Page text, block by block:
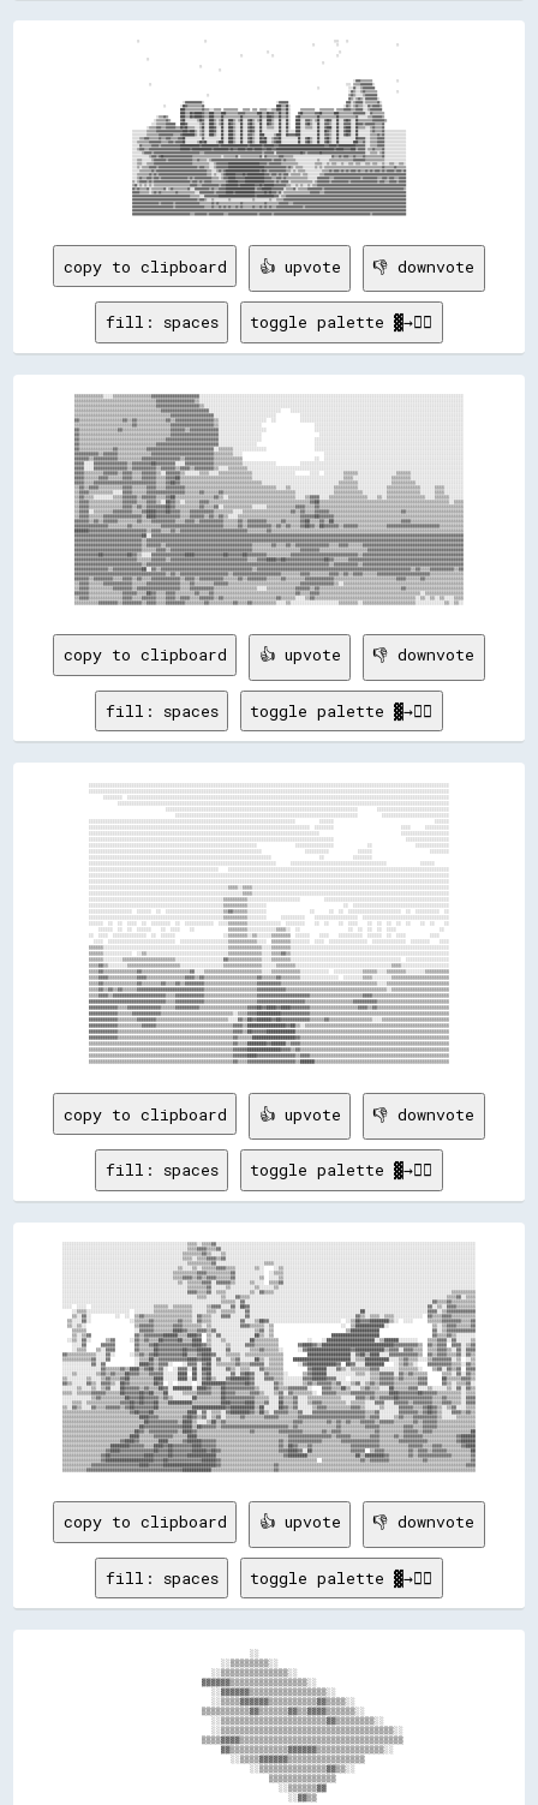
copy to clipboard 👍 upvote 👎 downvote
fill: spaces toggle palette ▓→✊🏽
▒▒▒▒▒▒▒▒▒▒▒▒░░░░▒▒▒▒▒▒▒▒▒▒▒▒▒▒▒▒▓▓▓▓▓▓▓▓▓▓▓▓▓▓▓▓▓▓▓▓░░░░░░░░░░░░░░░░░░░░░░░░░░░░░░░░░░░░░░░░░░░░░░░░░░░░░░░░░░░░░░░░░░░░░░░░░░░░░░░░░░░░░░░░░░░░░░░░░░░░░░░░░░░░░░
▒▒▒▒▒▒▒▒▒▒▒▒▒▒▒▒▒▒▒▒▒▒▒▒▒▒▒▒▒▒▒▒▒▒▓▓▓▓▓▓▓▓▓▓▓▓▓▓▓▓▒▒░░░░░░░░░░░░░░░░░░░░░░░░░░░░░░░░░░░░░░░░░░░░░░░░░░░░░░░░░░░░░░░░░░░░░░░░░░░░░░░░░░░░░░░░░░░░░░░░░░░░░░░░░░░░░░
▒▒▒▒▒▒▒▒▒▒▒▒▒▒▒▒▒▒▒▒▒▒▒▒▒▒▒▒▒▒▒▒▒▒▓▓▓▓▓▓▓▓▓▓▓▓▓▓▓▓▓▓▒▒░░░░░░░░░░░░░░░░░░░░░░░░░░░░░░░░░░░░░░░░░░░░░░░░░░░░░░░░░░░░░░░░░░░░░░░░░░░░░░░░░░░░░░░░░░░░░░░░░░░░░░░░░░░░
▒▒▒▒▒▒▒▒▒▒▒▒▒▒▒▒▒▒▒▒▒▒▒▒▒▒▒▒▒▒▒▒▒▒▒▒▓▓▓▓▓▓▓▓▓▓▓▓▓▓▓▓▓▓▓▓░░░░░░░░░░░░░░░░░░░░░░░░░░░░░░    ░░░░░░░░░░░░░░░░░░░░░░░░░░░░░░░░░░░░░░░░░░░░░░░░░░░░░░░░░░░░░░░░░░░░░░░░
▒▒▒▒▒▒▒▒▒▒▒▒▒▒▒▒▒▒▒▒▒▒▒▒▒▒▒▒▒▒▒▒▒▒▒▒▒▒▒▒▓▓▓▓▓▓▓▓▓▓▓▓▓▓▓▓▓▓░░░░░░░░░░░░░░░░░░░░░░░░░░          ░░░░░░░░░░░░░░░░░░░░░░░░░░░░░░░░░░░░░░░░░░░░░░░░░░░░░░░░░░░░░░░░░░░░
▓▓▒▒▒▒▒▒▒▒▒▒▒▒▒▒▒▒▒▒▓▓▒▒▓▓▒▒▒▒▒▒▒▒▒▒▒▒▓▓▒▒▓▓▓▓▓▓▓▓▓▓▓▓▓▓▓▓▒▒░░░░░░░░░░░░░░░░░░░░  ░░          ░░░░░░░░░░░░░░░░░░░░░░░░░░░░░░░░░░░░░░░░░░░░░░░░░░░░░░░░░░░░░░░░░░░░
▒▒▒▒▒▒▒▒▒▒▒▒▒▒▒▒▒▒▒▒▒▒▒▒▓▓▒▒▒▒▒▒▒▒▒▒▒▒▒▒▓▓▓▓▓▓▓▓▓▓▓▓▓▓▓▓▓▓▒▒░░░░░░░░░░░░░░░░░░                      ░░░░░░░░░░░░░░░░░░░░░░░░░░░░░░░░░░░░░░░░░░░░░░░░░░░░░░░░░░░░░░
▓▓▒▒▒▒▒▒▒▒▒▒▒▒▒▒▒▒▓▓▒▒▒▒▒▒▒▒▒▒▒▒▒▒▒▒▒▒▒▒▓▓▓▓▓▓▒▒▓▓▓▓▓▓▓▓▓▓▓▓░░░░░░░░░░░░░░░░░░░░                    ░░░░░░░░░░░░░░░░░░░░░░░░░░░░░░░░░░░░░░░░░░░░░░░░░░░░░░░░░░░░░░
▓▓▒▒▒▒▒▒▒▒▒▒▒▒▒▒▒▒▒▒▒▒▒▒▒▒▒▒▒▒▒▒▒▒▒▒▒▒▒▒▓▓▓▓▓▓▓▓▓▓▓▓▓▓▓▓▓▓▓▓░░░░░░░░░░░░░░░░░░                        ░░░░░░░░░░░░░░░░░░░░░░░░░░░░░░░░░░░░░░░░░░░░░░░░░░░░░░░░░░░░
▓▓▒▒▒▒▒▒▒▒▒▒▒▒▒▒▒▒▒▒▒▒▒▒▒▒▒▒▒▒▒▒▒▒▒▒▒▒▓▓▓▓▓▓▓▓▓▓▓▓▓▓▓▓▓▓▓▓▓▓░░░░░░░░░░░░░░░░░░                      ░░░░░░░░░░░░░░░░░░░░░░░░░░░░░░░░░░░░░░░░░░░░░░░░░░░░░░░░░░░░░░
▓▓▒▒▒▒▒▒▒▒▒▒▒▒▒▒▒▒▒▒▒▒▒▒▒▒▒▒▒▒▒▒▒▒▓▓▓▓▓▓▓▓▓▓▓▓▓▓▓▓▓▓▓▓▓▓▓▓▓▓░░░░░░░░░░░░░░░░                        ░░░░░░░░░░░░░░░░░░░░░░░░░░░░░░░░░░░░░░░░░░░░░░░░░░░░░░░░░░░░░░
▓▓▒▒▒▒▒▒▒▒▒▒▒▒▒▒▓▓▒▒▒▒▒▒▒▒▒▒▒▒▓▓▓▓▓▓▓▓▓▓▓▓▓▓▓▓▓▓▓▓▓▓▓▓▓▓▓▓░░▒▒▒▒▒▒░░░░░░░░░░░░░░                    ░░░░░░░░░░░░░░░░░░░░░░░░░░░░░░░░░░░░░░░░░░░░░░░░░░░░░░░░░░░░░░
▓▓▓▓▓▓▓▓▓▓▒▒▓▓▓▓▓▓▒▒▒▒▒▒▒▒▒▒▒▒▒▒▓▓▓▓▓▓▓▓▓▓▓▓▓▓▓▓▓▓▓▓▓▓▓▓▓▓▒▒▒▒▒▒▒▒░░░░                                  ░░░░░░░░░░░░░░░░░░░░░░░░░░░░░░░░░░░░░░░░░░░░░░░░░░░░░░░░░░
▓▓▓▓▓▓▒▒▓▓▓▓▓▓▓▓▓▓▒▒▒▒▒▒▒▒▒▒▓▓▓▓▓▓▓▓▓▓▓▓▓▓▓▓▒▒▓▓▓▓▓▓▓▓▓▓▓▓▒▒▒▒▒▒▒▒▒▒▒▒                              ░░  ░░░░░░░░░░░░░░░░░░░░░░░░░░░░░░░░░░░░░░░░░░░░░░░░░░░░░░░░░░
▓▓▓▓░░░░▓▓▓▓▓▓▓▓▓▓▓▓▓▓▒▒▓▓▓▓▓▓▓▓██▓▓▓▓▓▓▓▓░░░░▓▓▓▓▓▓▓▓▓▓▓▓▒▒▒▒▒▒▒▒▒▒▒▒░░░░░░░░░░░░░░          ░░░░░░░░░░░░░░░░░░░░░░░░░░░░░░░░░░░░░░░░░░░░░░░░░░░░░░░░░░░░░░░░░░░░
▓▓▓▓░░░░▓▓▓▓▓▓▓▓▓▓▓▓▓▓▒▒▓▓▓▓▓▓▓▓▓▓▒▒▓▓▓▓▓▓▒▒▓▓▓▓▒▒▓▓▓▓▓▓▓▓▒▒░░░░▒▒▒▒▒▒▒▒░░░░░░░░░░░░░░░░░░░░░░░░░░░░░░░░░░░░░░░░░░░░░░░░░░░░░░░░░░░░░░░░░░░░░░░░░░░░░░░░░░░░░░░░░░
▓▓▓▓▒▒▒▒▒▒▒▒▓▓▓▓▓▓▒▒▓▓▓▓▒▒▒▒▓▓▓▓▓▓▒▒░░▓▓▓▓▓▓▒▒░░░░░░▒▒▒▒░░░░▒▒▒▒▒▒▒▒▒▒▒▒▒▒░░░░░░░░░░░░░░░░░░      ░░░░  ░░░░░░░░▒▒▒▒▒▒░░░░░░░░░░░░░░░░▒▒▒▒▒▒░░░░░░░░░░░░░░░░░░░░░░
▓▓▓▓▒▒▒▒▒▒▓▓▓▓▒▒▒▒▒▒▓▓▓▓▒▒▒▒▓▓▓▓▓▓▒▒▒▒▓▓▓▓██▒▒▒▒▒▒▒▒▒▒▒▒▒▒▒▒▒▒▒▒▒▒▒▒▒▒▒▒▒▒░░░░░░░░░░░░░░░░░░░░░░░░░░░░░░░░░░░░░░▒▒▒▒░░░░░░░░░░░░░░░░▒▒▒▒▒▒▒▒░░░░░░░░░░░░░░░░░░░░░░
▓▓▓▓▒▒▒▒▓▓▓▓▓▓▓▓▓▓▓▓▓▓▓▓▓▓▓▓▓▓▓▓▓▓▒▒▒▒▓▓██▓▓▒▒▒▒▒▒▒▒▒▒▒▒▒▒▒▒▒▒▒▒▒▒▒▒▒▒▒▒▒▒▒▒▒▒░░░░░░░░░░░░░░░░░░░░░░░░░░░░░░░░▒▒▒▒▒▒▒▒░░░░░░░░░░░░░░▒▒▒▒▒▒▒▒▒▒░░░░░░░░░░░░░░░░░░░░
▒▒▓▓▒▒▓▓▓▓▒▒▒▒▒▒▒▒▒▒▓▓▓▓▒▒▒▒▒▒▓▓▓▓▒▒▒▒▓▓▓▓▓▓▓▓▒▒▒▒▒▒▒▒▒▒▒▒▒▒▒▒▒▒▒▒▒▒▒▒▒▒▒▒▒▒▒▒▒▒▒▒▒▒░░░░▒▒░░░░░░░░░░░░░░░░░░▒▒▒▒▒▒▒▒▒▒░░░░░░░░░░░░▒▒▒▒▒▒▒▒▒▒▒▒▒▒░░░░░░▒▒▒▒░░░░░░░░
▒▒▓▓▓▓▒▒▒▒▒▒▒▒▒▒░░░░▓▓▓▓▒▒▒▒▒▒▓▓▓▓▓▓▓▓▓▓▓▓▓▓▓▓▒▒▒▒▒▒▓▓▒▒▒▒▒▒▓▓▒▒▒▒▒▒▒▒▒▒▒▒▒▒▒▒▒▒▒▒▒▒▒▒▒▒▒▒▒▒░░░░░░░░░░░░░░░░▒▒▒▒▒▒▒▒▒▒▒▒░░░░░░░░░░▒▒▒▒▒▒▒▒▒▒▒▒▒▒░░░░░░▒▒▒▒░░░░░░░░
▒▒▓▓▒▒▒▒░░░░░░░░▒▒▒▒▓▓▓▓▓▓▒▒▓▓▓▓▓▓▒▒▒▒▓▓██▒▒▒▒▒▒▒▒▒▒▒▒▒▒▒▒▓▓▒▒░░▒▒▒▒▒▒▒▒▒▒▒▒▒▒▒▒▒▒▒▒▒▒▒▒▒▒▒▒░░░░▒▒▓▓▓▓░░░░▒▒▒▒▒▒▒▒▒▒▒▒▒▒▒▒░░░░▒▒░░▒▒▒▒▒▒▒▒▒▒▒▒▒▒▒▒░░░░▒▒▒▒▒▒░░░░░░
▒▒▓▓▓▓▒▒▒▒▒▒▒▒▒▒▒▒▒▒▓▓▓▓▓▓▒▒▒▒▓▓▓▓▒▒░░██▓▓▒▒░░▒▒▒▒▒▒▓▓▓▓▒▒▒▒▒▒▒▒▒▒▒▒▒▒▒▒▒▒▒▒▒▒▒▒▒▒▒▒▒▒▒▒▒▒▒▒▒▒▒▒▒▒▓▓██▒▒▒▒▒▒▒▒▒▒▒▒▒▒▒▒▒▒▒▒▒▒▒▒▒▒▒▒▒▒▒▒▒▒▒▒▒▒▒▒▒▒▒▒▒▒▒▒▒▒▒▒▒▒░░▒▒▒▒
▒▒▓▓▓▓▒▒▒▒▒▒▒▒▒▒▒▒▒▒▓▓▓▓▒▒▓▓▒▒▓▓▓▓▓▓▓▓██▓▓▒▒▒▒▒▒▒▒▒▒▓▓▒▒▒▒▓▓░░▒▒▒▒▒▒▒▒▒▒▒▒░░░░░░▒▒▒▒▒▒▒▒▒▒▒▒▓▓▓▓▒▒▒▒▓▓▒▒▒▒▒▒▒▒▒▒▒▒▒▒▒▒▒▒▒▒▒▒▒▒▒▒▒▒▒▒▒▒▒▒▒▒▒▒▒▒▒▒▒▒▒▒▒▒▒▒▒▒▒▒▒▒▒▒▒▒
▒▒▓▓▓▓░░▒▒▒▒▒▒▒▒▓▓▓▓▓▓▓▓▒▒▒▒▓▓████▓▓▓▓██▓▓▓▓▒▒▒▒▓▓▓▓▓▓▓▓▓▓▒▒▒▒▒▒▒▒░░░░▒▒▒▒▒▒▒▒▒▒▒▒▒▒▒▒▒▒▒▒▓▓▒▒▓▓▒▒▒▒▓▓▓▓▓▓▒▒▒▒▒▒▒▒▒▒▒▒▒▒▒▒▒▒▒▒▒▒▒▒▒▒▒▒▒▒▓▓▒▒▒▒▒▒▒▒▒▒▒▒▒▒▒▒▒▒▒▒▒▒▒▒
▒▒▓▓▓▓▒▒▒▒▒▒▓▓▓▓▓▓▓▓▓▓▓▓▓▓▓▓▒▒████▓▓▓▓▓▓▓▓▓▓▒▒▒▒▓▓▓▓▓▓▒▒▓▓▒▒▓▓▒▒░░░░▒▒▒▒▒▒▒▒▒▒▒▒▒▒▒▒▒▒▒▒▒▒▒▒▒▒▓▓▓▓▓▓██▓▓▓▓▓▓▒▒▒▒▒▒▒▒▒▒▒▒▒▒▒▒▒▒▒▒▒▒▒▒▒▒▒▒▒▒▒▒▒▒▒▒▒▒▒▒▒▒▒▒▒▒▒▒▒▒▒▒▒▒
▓▓▓▓▓▓▒▒▓▓▒▒▓▓▓▓▓▓▒▒▒▒▒▒▒▒▓▓▒▒▒▒▓▓▓▓▓▓▓▓▓▓▒▒▒▒▓▓▓▓▒▒▓▓▓▓▓▓▓▓▓▓▒▒▒▒▒▒▓▓▒▒▓▓▓▓▓▓▓▓▒▒▒▒▒▒▓▓▒▒▒▒▒▒▓▓██▒▒▒▒▓▓▒▒██▒▒▒▒▒▒▒▒▒▒▒▒▒▒▒▒▒▒▒▒▒▒▒▒▒▒▒▒▓▓▓▓▒▒▒▒▒▒▒▒▒▒▒▒▒▒▒▒▒▒▒▒▒▒
▓▓▓▓▓▓▓▓▓▓▓▓▓▓▒▒▒▒▒▒▒▒▓▓▒▒▒▒▒▒▒▒▒▒▒▒▓▓▓▓▓▓▓▓▓▓▓▓▓▓▓▓▓▓▓▓▓▓▓▓▓▓▒▒▒▒▒▒▓▓▒▒▓▓▓▓▓▓▓▓▓▓▒▒▓▓▒▒▓▓▒▒▒▒▓▓██▓▓▒▒██▓▓▓▓▓▓▒▒▓▓▓▓▓▓▒▒▒▒▒▒▒▒▒▒▒▒▓▓▓▓▓▓▓▓▓▓▓▓▓▓▓▓▓▓▓▓▓▓▒▒▒▒▒▒▒▒▒▒
██████▓▓▓▓▓▓▓▓▓▓▓▓▓▓▓▓▓▓▓▓▓▓▓▓▒▒▓▓▓▓▒▒▒▒▓▓▒▒▓▓▓▓▓▓▓▓▓▓▓▓▓▓▓▓▓▓▓▓▓▓▓▓▓▓▓▓▒▒▒▒▒▒▒▒▓▓▒▒▒▒▒▒▒▒▒▒▒▒▒▒▒▒▒▒▒▒▒▒▒▒▒▒▒▒▒▒▒▒▒▒▒▒▒▒▒▒▒▒▒▒▒▒▒▒▒▒▒▒▒▒▒▒▒▒▒▒▒▒▒▒▒▒▒▒▒▒▒▒▒▒▒▒▒▒▒▒
▓▓▓▓▓▓▓▓▓▓▓▓▓▓▓▓▓▓▓▓▓▓▓▓▓▓▓▓██░░▓▓▓▓▓▓▓▓▓▓▓▓▓▓▓▓▓▓▓▓▓▓▓▓▓▓▓▓▓▓▓▓▓▓▓▓▓▓▓▓▓▓▓▓▓▓▓▓▓▓▓▓▓▓▓▓▓▓▓▓▓▓▓▓▓▓▓▓▓▓▓▓▓▓▓▓▓▓▓▓▓▓▓▓▓▓▓▓▓▓▓▓▓▓▓▓▓▓▓▓▓▓▓▓▓▓▓▓▓▓▓▓▓▓▓▓▓▓▓▓▓▓▓▓▓▓▓▓▓▓
▓▓▓▓▓▓▓▓▓▓▓▓▓▓▓▓▓▓▓▓▓▓▓▓▓▓▓▓▒▒▓▓▓▓▓▓▓▓▓▓▓▓▓▓▓▓▓▓▓▓▓▓▓▓▓▓▓▓▓▓▓▓▓▓▓▓▓▓▓▓▓▓▓▓▓▓▓▓▓▓▓▓▓▓▓▓▓▓▓▓▓▓▓▓▓▓▓▓▓▓▓▓▓▓▓▓▓▓▓▓▓▓▓▓▓▓▓▓▓▓▓▓▓▓▓▓▓▓▓▓▓▓▓▓▓▓▓▓▓▓▓▓▓▓▓▓▓▓▓▓▓▓▓▓▓▓▓▓▓▓▓▓
▓▓▓▓▓▓▓▓▓▓▓▓▓▓▓▓▓▓▓▓▓▓▓▓▓▓▓▓▒▒▓▓▓▓▓▓▒▒▓▓▓▓▓▓▓▓▓▓▓▓▓▓▓▓▓▓▓▓▓▓▓▓▓▓▓▓▓▓▓▓▓▓▓▓▒▒▒▒▒▒▒▒▓▓▒▒▒▒▓▓▒▒▓▓▓▓▓▓▓▓▓▓▓▓▓▓▒▒▒▒▓▓▓▓▒▒▒▒▒▒▓▓▓▓▓▓▓▓▓▓▓▓▓▓▓▓▓▓▓▓▓▓▓▓▓▓▓▓▓▓▓▓▓▓▓▓▓▓▓▓▓▓
▓▓▓▓▓▓▓▓▓▓▓▓▓▓▓▓▓▓▓▓▓▓▓▓▓▓▓▓▒▒▒▒▒▒▓▓▓▓▒▒▓▓▓▓▓▓▓▓▓▓▓▓▓▓▓▓▓▓▓▓▓▓▓▓▓▓▓▓▓▓▓▓▓▓▒▒▒▒▒▒▒▒▒▒▒▒▒▒▒▒▒▒▒▒▓▓▓▓▓▓▓▓▒▒▒▒▒▒▒▒▒▒▒▒▒▒▒▒▒▒▒▒▓▓▓▓▓▓▓▓▓▓▓▓▓▓▓▓▓▓▓▓▓▓▓▓▓▓▓▓▓▓▓▓▓▓▓▓▓▓▓▓
▓▓▓▓▓▓▓▓▓▓██▓▓▓▓▓▓▓▓▓▓██▓▓▒▒░░░░▓▓▓▓▓▓▓▓▓▓▓▓▓▓████▓▓▓▓▓▓▓▓▓▓▓▓██▓▓▓▓▓▓██▓▓▓▓▓▓▓▓▒▒▒▒▒▒▒▒▒▒▓▓▓▓▓▓▓▓▓▓▓▓▓▓▓▓▓▓▓▓▓▓▓▓▓▓▓▓▒▒▓▓▓▓▓▓▓▓▓▓▓▓▓▓▓▓▓▓▓▓▓▓▓▓▓▓▓▓▓▓▓▓▓▓▓▓▓▓▓▓▓▓
▓▓▓▓▓▓▓▓▓▓▓▓▓▓▓▓▓▓▓▓▓▓▓▓▓▓▒▒▒▒▒▒▓▓▓▓▓▓▒▒▓▓▓▓▓▓▓▓▓▓▓▓▓▓▓▓▓▓▓▓▓▓▓▓▓▓▓▓▓▓▓▓▒▒▒▒▓▓▓▓████▓▓██▓▓▓▓▓▓▓▓▓▓▓▓▓▓▓▓██▓▓▒▒▒▒▒▒▓▓▓▓▓▓▓▓▓▓▓▓▓▓▓▓▓▓▓▓▓▓▓▓▓▓▓▓▓▓▓▓▓▓▓▓▓▓▓▓▓▓▓▓▓▓▓▓
▓▓▓▓▓▓▓▓▓▓▓▓▓▓▓▓▓▓▓▓▓▓▓▓▓▓▓▓▒▒▓▓▓▓▓▓▓▓▓▓▓▓▓▓▓▓▓▓▓▓▓▓▓▓▓▓▓▓▓▓▓▓▓▓▓▓▓▓▓▓▓▓▓▓▓▓▓▓▓▓▓▓▓▓▓▓▓▓▓▓▓▓▓▓▓▓▓▓▓▓▓▓▓▓▓▓▒▒▓▓▓▓▓▓▓▓▓▓▒▒▓▓▓▓▓▓▓▓▓▓▓▓▓▓▓▓▓▓▓▓▓▓▓▓▓▓▓▓▓▓▓▓▓▓▓▓▓▓▓▓▓▓
▓▓▓▓▓▓▓▓▓▓▓▓▓▓▒▒▓▓▓▓▓▓▓▓▓▓▓▓██░░▓▓▒▒▓▓▓▓▓▓▓▓▓▓▓▓▓▓▓▓▓▓▓▓▓▓▓▓▓▓▓▓▓▓▓▓▓▓▓▓▓▓▒▒▓▓▓▓▓▓▓▓▓▓▓▓▓▓▓▓▓▓▓▓▓▓▓▓▓▓▓▓▓▓▓▓▓▓▓▓▓▓▓▓▓▓▓▓▓▓▓▓▓▓▓▓▓▓▓▓▓▓▓▓▓▓▓▓▒▒▓▓▒▒▒▒▓▓▓▓▓▓▓▓▓▓▒▒▓▓
▓▓▓▓▓▓▓▓▓▓▓▓▓▓▓▓▓▓▓▓▓▓▓▓▓▓▓▓▓▓▓▓▓▓▓▓▓▓▒▒▓▓▒▒▓▓▓▓▓▓▓▓▓▓▓▓▓▓▓▓▓▓▓▓▒▒▓▓▓▓▓▓▓▓▓▓▓▓▓▓▓▓▓▓▓▓▒▒▒▒▒▒▒▒▓▓▓▓▒▒▒▒▒▒▒▒▓▓▓▓▒▒▓▓▒▒▓▓▓▓▒▒▒▒▒▒▓▓▓▓▓▓▓▓▓▓▓▓▓▓▓▓▓▓▓▓▓▓▒▒▒▒▒▒▒▒▒▒▒▒▒▒
▓▓▓▓▓▓▒▒▓▓▓▓▓▓▓▓▒▒▒▒▓▓▓▓▒▒▓▓▒▒▒▒▓▓▓▓▓▓▓▓▓▓▓▓▒▒▓▓▓▓▒▒▓▓▓▓▓▓▓▓▓▓▒▒▒▒▒▒▓▓▒▒▓▓▓▓▓▓▓▓▒▒▒▒▒▒▓▓▒▒▒▒▒▒▒▒▓▓▓▓▓▓▓▓▓▓▓▓▒▒▒▒▒▒▒▒▒▒▒▒▒▒▒▒▒▒▒▒▒▒▒▒▒▒▓▓▓▓▒▒▒▒▒▒▓▓▒▒▒▒▒▒▒▒▒▒▒▒▒▒▒▒
▒▒▓▓▓▓▒▒▒▒▒▒▓▓▓▓▓▓▓▓▓▓▓▓▒▒▒▒▒▒▓▓▓▓▓▓▓▓▓▓▓▓▓▓▒▒▒▒▓▓▒▒▒▒▒▒▒▒▓▓▓▓▓▓▒▒▒▒▒▒▒▒▒▒▒▒▒▒▒▒▒▒▒▒▒▒▒▒▒▒▒▒▒▒▓▓▓▓▓▓▓▓▓▓▓▓▓▓▒▒░░▒▒▒▒▒▒▒▒▒▒▒▒▒▒▒▒▒▒▒▒▒▒▒▒▒▒▒▒▒▒▒▒▒▒▒▒▒▒▒▒▒▒▒▒▒▒▒▒▒▒
▒▒▓▓▓▓▒▒▒▒▒▒▒▒▒▒▓▓▓▓▓▓▓▓▒▒▓▓▓▓▓▓▓▓▓▓▓▓▓▓▓▓▓▓▒▒▒▒▓▓▓▓▓▓▓▓▓▓▒▒▒▒▒▒▒▒▒▒▒▒▒▒▒▒▒▒░░░░▒▒▒▒▒▒▒▒▒▒▒▒▓▓▓▓▓▓▒▒▓▓▒▒▒▒▒▒▒▒▒▒▒▒▒▒▒▒▒▒▒▒▒▒▒▒▒▒▒▒▒▒▒▒▒▒▓▓▒▒▒▒▒▒▒▒▒▒▒▒▒▒▒▒▒▒▒▒▒▒▒▒
▓▓▓▓▓▓▒▒▒▒▒▒▒▒▒▒▒▒▒▒▓▓▓▓▓▓▒▒▒▒██▓▓▒▒▒▒▓▓▓▓▒▒▒▒▒▒▒▒▓▓▒▒▒▒▓▓▒▒▒▒▒▒▒▒▒▒▒▒▒▒▒▒▒▒▒▒▒▒▒▒▒▒▒▒▒▒▒▒▒▒▓▓▒▒▒▒▓▓▓▓▒▒▒▒▒▒▒▒▒▒▒▒▒▒▒▒▒▒▒▒▒▒▒▒▒▒▒▒▒▒▒▒▒▒▒▒▒▒▒▒▒▒░░▒▒▒▒▒▒▒▒▒▒▒▒▒▒▒▒
▒▒▓▓▓▓▒▒▒▒▒▒▒▒▒▒▒▒▒▒▓▓▓▓▒▒▒▒▓▓▓▓▓▓▒▒▒▒▓▓▓▓▒▒▓▓▓▓▒▒▒▒▓▓▓▓▓▓▒▒▓▓▒▒▒▒▒▒▒▒▒▒▒▒▒▒▒▒▒▒▒▒▒▒▓▓▒▒▒▒▒▒░░░░▒▒▓▓▒▒▒▒▒▒▒▒▒▒▒▒▒▒▒▒▒▒▒▒▒▒▒▒▒▒▒▒▒▒▒▒▒▒▒▒▒▒▒▒▒▒░░▒▒░░▒▒░░▒▒░░░░▒▒▒▒
copy to clipboard 👍 upvote 👎 downvote
fill: spaces toggle palette ▓→✊🏽
░░░░░░░░░░░░░░░░░░  ░░░░░░  ░░  ░░░░░░░░░░░░░░░░░░░░░░░░▒▒▓▓▒▒▒▒▒▒░░░░░░░░                  ░░      ░░  ░░  ░░░░░░░░░░░░░░░░░░░░░░  ░░  ░░░░░░░░░░  ░░
▒▒▒▒▒▒░░░░░░░░░░░░  ░░▒▒░░░░░░░░░░░░░░░░░░░░░░░░░░░░░░░░░░▒▒▒▒▒▒▒▒▒▒▒▒▒▒░░░░▒▒▒▒▓▓▒▒░░░░░░░░░░░░░░░░░░░░░░░░░░░░░░░░░░░░░░░░░░░░░░░░░░░░░░░░░░░░░░░░░░
▒▒▒▒▒▒░░░░░░░░▒▒▒▒▒▒▒▒▒▒▒▒▒▒▒▒▒▒▒▒▒▒░░░░░░░░░░░░░░░░░░░░▓▓▒▒▒▒▒▒▒▒▒▒▒▒▒▒░░░░▒▒▒▒▒▒▒▒░░░░░░░░░░░░░░░░░░░░░░░░░░░░░░░░░░░░░░░░░░░░░░  ░░░░░░░░░░░░░░░░░░
▒▒▒▒▓▓▒▒░░░░░░░░▒▒▒▒▒▒▒▒▒▒▒▒▒▒▒▒▒▒▒▒▒▒░░░░░░░░░░░░░░░░░░▒▒▒▒▒▒▒▒▒▒▒▒▒▒▒▒░░░░░░▒▒▒▒▒▒▒▒░░░░░░░░░░░░░░░░░░░░░░░░░░░░░░░░░░░░░░░░▒▒▒▒░░░░░░░░░░░░░░░░░░░░
▒▒▒▒▓▓▒▒▒▒▒▒▒▒▒▒▒▒▒▒▓▓▒▒▒▒▒▒▒▒▒▒▒▒▒▒▒▒▒▒▒▒▓▓░░░░▒▒▒▒▒▒▒▒▒▒▒▒▒▒▒▒▒▒▒▒▒▒▒▒░░░░▒▒▒▒▒▒▒▒▒▒▒▒░░░░░░░░░░░░  ░░░░░░░░░░░░▒▒▒▒▒▒░░░░▒▒▒▒▒▒▒▒░░░░░░░░▒▒▒▒▒▒▒▒▒▒
▒▒▒▒▓▓▓▓▒▒▒▒▒▒▒▒▒▒▒▒▓▓▓▓▒▒▒▒▒▒▒▒▒▒▒▒▒▒▒▒▓▓▓▓▒▒▓▓▒▒▒▒▒▒▒▒▒▒▒▒▒▒▒▒▒▒▒▒▒▒▓▓▒▒▒▒▒▒▓▓▒▒▒▒▒▒▒▒░░░░░░░░░░░░░░░░  ░░░░░░░░▒▒▒▒░░░░░░░░▒▒▒▒▒▒▒▒▒▒▒▒▒▒▒▒▒▒▒▒▒▒▒▒
▒▒▒▒▓▓▒▒▒▒▒▒▒▒▒▒▒▒▒▒▓▓▒▒▒▒▒▒▒▒▓▓▒▒▒▒▓▓▒▒▓▓▓▓▓▓▓▓▒▒▒▒▒▒▒▒▒▒▒▒▒▒▒▒▒▒▒▒▒▒▓▓▓▓▓▓▓▓▓▓▒▒▒▒▒▒▒▒▒▒▒▒▒▒▒▒▒▒▒▒▒▒▒▒▒▒▒▒▒▒▒▒▒▒▒▒▒▒▒▒░░░░▒▒▒▒▒▒▒▒▒▒▒▒▒▒▒▒▒▒▒▒▒▒▒▒▒▒
▒▒▒▒▓▓▒▒▓▓▒▒▓▓▒▒▒▒▒▒▓▓▓▓▓▓▓▓▓▓▓▓▓▓▓▓▓▓▓▓▓▓▓▓▓▓▓▓▒▒▒▒▒▒▒▒▒▒▒▒▒▒▒▒▒▒▒▒▒▒▓▓▓▓▓▓▓▓▓▓▓▓▒▒▒▒▒▒▒▒▒▒▒▒▒▒▒▒▒▒▒▒▒▒▒▒▒▒▒▒▒▒▒▒▒▒▒▒▒▒▒▒▒▒░░▒▒▒▒▒▒▒▒▒▒▒▒▒▒▒▒▒▒▒▒▒▒▒▒
▒▒▒▒▓▓▓▓▒▒▓▓▓▓▓▓▓▓▓▓▓▓▓▓▓▓▓▓▓▓▓▓▒▒▒▒▓▓▓▓▓▓▓▓▓▓▓▓▒▒▒▒▒▒▒▒▒▒▒▒▒▒▒▒▒▒▒▒▒▒▓▓▓▓▓▓▓▓▓▓▓▓▓▓▓▓▓▓▓▓▓▓▒▒▒▒▒▒▒▒▒▒▒▒▒▒▒▒▒▒▒▒▒▒▓▓▓▓▒▒▒▒▒▒▒▒▒▒▒▒▒▒▒▒▒▒▒▒▒▒▒▒▒▒▒▒▒▒▒▒
▓▓▓▓▓▓▓▓▓▓▓▓▓▓▓▓▓▓▓▓▓▓▓▓▓▓▓▓▓▓▓▓▒▒▒▒▓▓▓▓▓▓▓▓▓▓▓▓▒▒▒▒▒▒▒▒▒▒▒▒▒▒▒▒▒▒▒▒▒▒▓▓▓▓▓▓▓▓▓▓▓▓▓▓▓▓▓▓▓▓▒▒▒▒▒▒▒▒▒▒▒▒▒▒▒▒▒▒▒▒▓▓▓▓▓▓▓▓▓▓▒▒▒▒▒▒▒▒▒▒▒▒▒▒▒▒▒▒▒▒▒▒▒▒▒▒▒▒▒▒
▓▓▓▓▓▓▓▓▓▓▓▓▒▒▒▒▓▓▓▓▓▓▓▓▓▓▓▓▓▓▒▒▒▒▒▒▓▓▓▓▓▓▓▓▓▓▒▒▒▒▒▒▒▒▒▒▒▒▒▒▒▒▒▒▒▒▓▓▓▓██▓▓████▓▓████▓▓▓▓▓▓▓▓▒▒▒▒▒▒▒▒▒▒▒▒▒▒▒▒▒▒▒▒▓▓▓▓▒▒▓▓▒▒▒▒▒▒▒▒▒▒▒▒▒▒▒▒▒▒▒▒▒▒▒▒▒▒▒▒▒▒
▓▓▓▓▓▓▓▓▓▓▓▓▒▒▒▒▒▒▓▓▓▓▓▓▓▓▓▓▓▓▒▒▒▒▒▒▒▒▒▒▒▒▒▒▒▒▒▒▒▒▒▒▒▒▒▒▒▒▒▒░░▒▒▒▒▓▓▓▓██████████▓▓▓▓▓▓▓▓▓▓▓▓▒▒▒▒▒▒▒▒▒▒▒▒▒▒▒▒▒▒▒▒▒▒▒▒▒▒▒▒▒▒▒▒▒▒▒▒▒▒▒▒▒▒▒▒▒▒▒▒▒▒▒▒▒▒▒▒▒▒
▓▓▓▓▓▓▓▓▓▓▓▓▒▒▒▒▒▒▒▒▓▓▓▓▓▓▓▓▒▒▒▒▒▒▒▒▒▒▒▒▒▒▒▒▒▒▒▒▒▒▒▒▒▒▒▒▒▒░░░░▓▓▒▒██▓▓██████▓▓██▓▓▓▓▓▓▓▓▓▓▓▓▒▒▒▒▒▒▓▓▒▒▒▒▒▒▒▒▒▒▒▒▒▒▒▒▒▒░░░░▒▒▒▒▒▒▒▒▒▒▒▒▒▒▒▒▒▒▒▒▒▒▒▒▒▒▒▒
▓▓▓▓▓▓▓▓▓▓▓▓▒▒▒▒▒▒▒▒▒▒▓▓▓▓▓▓▒▒▒▒▒▒▒▒▒▒▒▒▒▒▒▒▒▒▒▒▒▒▒▒▒▒▒▒▒▒▒▒▓▓▓▓▒▒████████████████▓▓██▒▒░░▒▒▒▒▒▒▒▒▒▒▒▒▒▒▒▒▒▒▒▒▒▒▒▒▒▒▒▒▒▒▒▒▒▒▒▒▒▒▒▒▒▒▒▒▒▒▒▒▒▒▒▒▒▒▒▒▒▒▒▒
▓▓▓▓▓▓▓▓▓▓▓▓▒▒▒▒▒▒▒▒▒▒▒▒▒▒▒▒▒▒▒▒▒▒▒▒▒▒▒▒▒▒▒▒▒▒▒▒▒▒▒▒▒▒▒▒▒▒▒▒▓▓▓▓▒▒██▓▓▓▓▓▓████████████▒▒▒▒▒▒▒▒▒▒▒▒▒▒▒▒▒▒▒▒▒▒▒▒▒▒▒▒▒▒▒▒▒▒▒▒▒▒▒▒▒▒▒▒▒▒▒▒▒▒▒▒▒▒▒▒▒▒▒▒▒▒▒▒
▓▓▓▓▓▓▓▓▓▓▓▓▒▒▒▒▒▒▒▒▒▒▒▒▒▒▒▒▒▒▒▒▒▒▒▒▒▒▒▒▒▒▒▒▒▒▒▒▒▒▒▒▒▒▒▒▒▒▒▒▓▓▒▒▒▒▒▒██████████████████▓▓▒▒▒▒▒▒▒▒▒▒▒▒▒▒▒▒▒▒▒▒▒▒▒▒▒▒▒▒▒▒▒▒▒▒▒▒▒▒▒▒▒▒▒▒▒▒▒▒▒▒▒▒▒▒▒▒▒▒▒▒▒▒
▒▒▒▒▒▒▒▒▒▒▒▒▒▒▒▒▒▒▒▒▒▒▒▒▒▒▒▒▒▒▒▒▒▒▒▒▒▒▒▒▒▒▒▒▒▒▒▒▒▒▒▒▒▒▒▒▒▒▒▒▓▓▒▒▒▒████████▓▓██████▒▒▓▓▓▓▒▒▒▒▒▒▒▒▒▒▒▒▒▒▒▒▒▒▒▒▒▒▒▒▒▒▒▒▒▒▒▒▒▒▒▒▒▒▒▒▒▒▒▒▒▒▒▒▒▒▒▒▒▒▒▒▒▒▒▒▒▒
▒▒▒▒▒▒▒▒▒▒▒▒▒▒▒▒▒▒▒▒▒▒▒▒▒▒▒▒▒▒▒▒▒▒▒▒▒▒▒▒▒▒▒▒▒▒▒▒▒▒▒▒▒▒▒▒▒▒▒▒▓▓▓▓▓▓██████████████▓▓▓▓▒▒▓▓▒▒▒▒▒▒▒▒▒▒▒▒▒▒▒▒▒▒▒▒▒▒▒▒▒▒▒▒▒▒▒▒▒▒▒▒▒▒▒▒▒▒▒▒▒▒▒▒▒▒▒▒▒▒▒▒▒▒▒▒▒▒
▒▒▒▒▒▒▒▒▒▒▒▒▒▒▒▒▒▒▒▒▒▒▒▒▒▒▒▒▒▒▒▒▒▒▒▒▒▒▒▒▒▒▒▒▒▒▒▒▒▒▒▒▒▒▒▒▒▒▒▒▓▓▓▓▓▓████▓▓▓▓▓▓▓▓▓▓▓▓▓▓▓▓▒▒▓▓▓▓▒▒▒▒▒▒▒▒▒▒▒▒▒▒▒▒▒▒▒▒▒▒▒▒▒▒▒▒▒▒▒▒▒▒▒▒▒▒▒▒▒▒▒▒▒▒▒▒▒▒▒▒▒▒▒▒▒▒
copy to clipboard 👍 upvote 👎 downvote
fill: spaces toggle palette ▓→✊🏽
░░░░░░░░░░░░░░░░░░░░░░░░░░░░░░░░░░░░░░░░░░░░░░░░░░░░▒▒▒▒░░▒▒▒▒▓▓░░░░░░░░░░░░░░░░░░░░░░░░░░░░░░░░░░░░░░░░░░░░░░░░░░░░░░░░░░░░░░░░░░░░░░░░░░░░░░░░░░░░░░░░░░░░░░░░░░░░░░░░░░░░
░░░░░░░░░░░░░░░░░░░░░░░░░░░░░░░░░░░░░░░░░░░░░░░░░░░░▒▒▒▒▓▓▓▓▒▒▒▒▓▓░░░░░░░░░░░░░░░░░░░░░░░░░░░░░░░░░░░░░░░░░░░░░░░░░░░░░░░░░░░░░░░░░░░░░░░░░░░░░░░░░░░░░░░░░░░░░░░░░░░░░░░░░░
░░░░░░░░░░░░░░░░░░░░░░░░░░░░░░░░░░░░░░░░░░░░░░░░░░▒▒▒▒▒▒▒▒▓▓▒▒░░░░▒▒░░░░░░░░░░░░░░░░░░░░░░░░░░░░░░░░░░░░░░░░░░░░░░░░░░░░░░░░░░░░░░░░░░░░░░░░░░░░░░░░░░░░░░░░░░░░░░░░░░░░░░░░
░░░░░░░░░░░░░░░░░░░░░░░░░░░░░░░░░░░░░░░░░░░░░░░░░░▒▒▒▒░░▒▒▒▒▓▓▓▓▒▒▓▓░░░░░░░░░░░░░░░░░░░░░░░░░░░░░░░░░░░░░░░░░░░░░░░░░░░░░░░░░░░░░░░░░░░░░░░░░░░░░░░░░░░░░░░░░░░░░░░░░░░░░░░░
░░░░░░░░░░░░░░░░░░░░░░░░░░░░░░░░░░░░░░░░░░░░░░░░░░░░▒▒▒▒▒▒▒▒▒▒▓▓░░░░░░░░░░░░░░░░░░░░▒▒▒▒░░░░░░░░░░░░░░░░░░░░░░░░░░░░░░░░░░░░░░░░░░░░░░░░░░░░░░░░░░░░░░░░░░░░░░░░░░░░░░░░░░░░
░░░░░░░░░░░░░░░░░░░░░░░░░░░░░░░░░░░░░░░░░░░░░░░░▒▒░░░░▒▒░░▒▒▒▒▒▒▓▓▓▓▒▒▒▒░░░░░░░░▒▒░░    ░░▒▒░░░░░░░░░░░░░░░░░░░░░░░░░░░░░░░░░░░░░░░░░░░░░░░░░░░░░░░░░░░░░░░░░░░░░░░░░░░░░░░░
░░░░░░░░░░░░░░░░░░░░░░░░░░░░░░░░░░░░░░░░░░░░░░▒▒▒▒▒▒▒▒▒▒▓▓▓▓▒▒▒▒▒▒▒▒▒▒▓▓░░░░░░░░░░░░  ░░▒▒▒▒░░░░░░░░░░░░░░░░░░░░░░░░░░░░░░░░░░░░░░░░░░░░░░░░░░░░░░░░░░░░░░░░░░░░░░░░░░░░░░░░
░░░░░░░░░░░░░░░░░░░░░░░░░░░░░░░░░░░░░░░░░░░░░░▒▒▒▒▓▓▓▓▒▒▓▓▒▒▓▓▓▓▒▒▒▒▒▒▓▓░░░░░░░░░░▒▒  ░░░░▒▒░░░░░░░░░░░░░░░░░░░░░░░░░░░░░░░░░░░░░░░░░░░░░░░░░░░░░░░░░░░░░░░░░░░░░░░░░░░░░░░░
░░░░░░░░░░░░░░░░░░░░░░░░░░░░░░░░░░░░░░░░░░░░░░░░▒▒░░▒▒▒▒▒▒▓▓▓▓░░▓▓▓▓▓▓▒▒░░░░░░▒▒░░░░  ▒▒▒▒▓▓░░░░░░░░░░░░░░░░░░░░░░░░░░░░░░░░░░░░░░░░░░░░░░░░░░░░░░░░░░░░░░░░░░░░░░░░░░░░░░░░
░░░░░░░░░░░░░░░░░░░░░░░░░░░░░░░░░░░░░░░░░░░░░░░░░░░░▒▒▒▒▒▒▒▒▓▓░░░░░░▒▒░░░░░░░░░░▒▒░░░░░░▒▒░░░░░░░░░░░░░░░░░░░░░░░░░░░░░░░░░░░░░░░░░░░░░░░░░░░░░░░░░░░░░░░░░░░░░░░░░░░░░░░░░░
░░░░░░░░░░░░░░░░░░░░░░░░░░░░░░░░░░░░░░░░░░░░░░░░░░░░▓▓▓▓▒▒▒▒▓▓░░▒▒▒▒░░░░░░░░░░▒▒░░▓▓▒▒▒▒░░░░░░░░░░░░░░░░░░░░░░░░░░░░░░░░░░░░░░░░░░░░░░░░░░░░░░░░░░░░░░░░░░░░░░░░░░▒▒▒▒▒▒▒▒▒▒
░░░░░░░░░░░░░░░░░░░░░░░░░░░░░░░░░░░░░░░░░░░░░░░░░░░░░░░░▒▒▒▒░░░░░░▒▒░░░░▓▓▒▒▒▒░░░░░░░░░░░░░░░░░░░░░░░░░░░░░░░░░░░░░░░░░░░░░░░░░░░░░░░░░░░░░░░░░░░░░░░░░░░░░░░░░░▒▒▒▒▓▓░░▒▒▒▒
░░░░░░░░░░░░░░░░░░░░░░░░░░░░░░░░░░░░░░░░░░░░░░░░░░░░░░░░░░░░░░░░░░▒▒▒▒▒▒░░▓▓░░░░░░░░░░░░░░░░░░░░░░░░░░░░░░░░░░░░░░░░░░░░░░░░░░░░░░░░░░░░░░░░░░░░░░░░░░░░░░▓▓▒▒▒▒▓▓▒▒▒▒▒▒▒▒▒▒
░░░░  ░░░░  ░░░░░░░░░░░░░░░░░░░░░░░░░░▒▒▒▒▒▒░░▒▒▒▒▒▒▒▒░░░░░░▒▒▓▓▓▓░░░░▓▓░░██▓▓░░░░░░░░░░░░░░░░░░░░░░░░░░░░░░░░░░░░░░░░░░░░░░░░░░░░░░░░░░░░░░░░░░░░░░░░░░▓▓░░▒▒░░▓▓▓▓▒▒▒▒▒▒▒▒
    ░░▒▒▒▒░░░░░░░░░░░░░░░░░░  ░░░░░░░░▒▒▒▒▒▒▒▒▒▒▒▒▒▒▒▒░░░░░░▒▒▒▒░░▒▒▒▒▒▒░░░░▓▓░░░░░░░░░░░░░░░░░░░░░░░░░░░░░░░░░░░░░░░░░░░░░░██░░░░░░░░░░░░░░░░░░░░░░░░░░▓▓▓▓░░▒▒▓▓▓▓▓▓▓▓▓▓▓▓
    ▒▒░░▓▓░░          ░░  ░░  ▒▒▓▓▒▒▒▒▒▒▒▒▒▒▒▒▒▒▒▒▒▒▒▒░░▓▓▒▒▒▒░░░░▓▓▓▓░░░░░░▓▓░░░░░░░░░░░░░░░░░░░░░░░░░░░░░░░░░░░░░░░░░░░░▓▓▒▒░░▒▒▒▒░░▒▒▒▒░░░░░░░░░░░░  ▓▓▒▒▒▒▓▓▓▓▒▒▒▒▒▒▒▒▒▒
  ▒▒░░░░▓▓░░                ░░▒▒▒▒▒▒▓▓▒▒▒▒▒▒▒▒▒▒▓▓▒▒▒▒░░▓▓▒▒▒▒░░░░░░░░░░░░▓▓░░░░▒▒██▓▓░░░░░░░░░░░░░░░░░░░░░░░░░░░░░░  ░░▒▒██▓▓▓▓████████▒▒░░  ░░░░      ▒▒▒▒▒▒▓▓▓▓▓▓▓▓▒▒▒▒▓▓
  ▒▒░░▒▒░░                    ▒▒▓▓▓▓▓▓▒▒▒▒▒▒▒▒▓▓▓▓▒▒▒▒▒▒▒▒░░▒▒░░░░░░░░░░░░▓▓▓▓▒▒▒▒▒▒░░▒▒                            ░░  ▒▒████████████░░                  ▒▒░░▒▒▓▓▓▓▒▒▒▒▒▒▓▓
    ▒▒▒▒▒▒                    ░░▓▓▓▓▓▓▒▒▒▒▒▒▒▒████▓▓▒▒▒▒▓▓▓▓▒▒▓▓░░░░░░░░░░░░░░░░▒▒▓▓░░▒▒                              ▒▒████████████                      ▓▓░░▒▒▓▓▓▓▓▓▓▓▓▓▓▓
    ▒▒░░▒▒▓▓                  ▓▓▒▒▓▓▓▓▓▓▓▓██████▒▒▒▒████▓▓  ▒▒░░▓▓░░░░░░░░░░░░░░██▒▒░░▒▒                        ████████████████████                      ▓▓▒▒▒▒▓▓▒▒░░░░░░░░
  ░░▒▒░░▓▓░░      ▒▒▓▓      ░░▓▓▒▒▓▓▒▒▒▒██▓▓▓▓▓▓██▒▒▒▒████  ▒▒░░░░▒▒░░░░░░░░░░██▒▒▒▒▒▒▒▒▒▒            ░░    ░░████████████████████░░▒▒██████░░░░░░░░    ▒▒▒▒▓▓▓▓░░▓▓░░░░░░▒▒
    ░░░░▓▓      ▓▓▓▓▓▓        ▓▓▒▒▒▒▓▓██▓▓▓▓▓▓▓▓▓▓▓▓▓▓████▓▓▒▒░░░░░░▒▒░░░░░░▓▓▓▓▒▒▒▒▒▒▒▒▒▒        ▓▓████▓▓▒▒██████████████████████████████▓▓▓▓▓▓▓▓▓▓▒▒  ▓▓▒▒▓▓▓▓  ▓▓▓▓░░▒▒▓▓
    ░░▒▒▒▒    ▒▒░░▓▓▓▓        ▓▓▒▒▒▒▒▒██▓▓▓▓▓▓▓▓▓▓██▓▓▓▓██████░░░░░░▓▓░░░░░░░░▒▒▒▒▓▓▒▒▒▒▒▒░░      ░░▓▓██████████████████▓▓████████████▒▒▓▓▓▓░░▓▓▓▓▒▒▒▒  ▒▒▒▒▓▓▓▓▒▒░░▓▓░░▓▓▓▓
▓▓▒▒▒▒▒▒▒▒▒▒▒▒░░░░▓▓░░      ░░▒▒▓▓▒▒▓▓██▓▓▓▓▓▓▓▓▓▓██▒▒▒▒▓▓████▓▓░░░░▒▒▒▒▒▒░░▒▒▒▒▒▒▒▒▒▒▒▒▒▒▒▒          ██████████████████░░▓▓██▒▒████░░░░▓▓▓▓▓▓▓▓▓▓▓▓▒▒  ▓▓▒▒▓▓▓▓▒▒▒▒▓▓░░▓▓▒▒
▒▒▒▒▒▒▒▒▒▒▒▒▓▓░░░░▓▓          ░░▒▒▒▒██▒▒▓▓▓▓▓▓▓▓▓▓▓▓████▓▓████░░▓▓░░░░▒▒▓▓░░░░░░██▒▒░░▒▒▒▒▒▒    ████████████████████████░░▒▒▒▒██████████░░░░▒▒▓▓▒▒▒▒░░░░▒▒▓▓▓▓▓▓▓▓░░▒▒  ░░▒▒
░░░░░░░░░░░░▓▓░░▓▓            ░░████▓▓▒▒▓▓▓▓░░    ░░▓▓▓▓░░▓▓██░░▒▒▒▒▒▒▒▒▓▓▒▒▒▒▓▓▓▓▓▓░░▒▒▒▒▒▒      ░░▓▓████████████▓▓  ██▓▓░░░░████████    ░░▒▒▓▓▒▒░░    ▓▓▓▓▓▓▓▓▓▓▒▒▒▒░░▓▓▒▒
░░░░░░░░░░░░░░░░▓▓▒▒▒▒▒▒▓▓▒▒████▒▒▓▓██▒▒▓▓░░  ░░▓▓▓▓░░██░░████░░░░░░▓▓▒▒░░▒▒▒▒░░░░▓▓▒▒▒▒▒▒▒▒          ▓▓██████░░░░▓▓▒▒░░▒▒▒▒▒▒▒▒▓▓▓▓░░░░░░░░▒▒▒▒▒▒▒▒░░    ▒▒▓▓░░▓▓▒▒▓▓  ▓▓▓▓
░░░░▒▒░░░░░░░░▒▒▓▓▒▒▓▓▒▒▒▒██▓▓▓▓▒▒▒▒▓▓▓▓▓▓░░░░░░████  ██░░▓▓██░░░░░░░░▓▓░░▓▓██▓▓░░░░▓▓▒▒▒▒▒▒░░      ▒▒▓▓██████░░░░░░░░░░░░▒▒▒▒░░▒▒▒▒▓▓▓▓▓▓░░▓▓▒▒▓▓▒▒▒▒▒▒      ▒▒▒▒░░▓▓░░▓▓▒▒
▒▒░░░░░░░░▒▒░░░░▒▒▓▓▒▒▒▒▓▓██▒▒▒▒▒▒▒▒▒▒████░░░░░░████░░██░░▓▓██▒▒░░░░▓▓████████▓▓░░░░▓▓▓▓▒▒▒▒░░░░░░░░▓▓▓▓██████▓▓▓▓░░░░  ░░░░░░░░▒▒▒▒▓▓▓▓▓▓▒▒▓▓▒▒▒▒▒▒▓▓▓▓      ██▒▒▒▒▒▒▓▓▓▓▒▒
▓▓▒▒░░░░░░▓▓▒▒░░▓▓▓▓▒▒░░██▓▓▒▒▒▒▒▒▒▒▒▒██▓▓  ░░  ░░░░░░  ░░██████████▓▓▓▓▓▓▓▓██▓▓░░░░░░░░▓▓▒▒░░░░░░░░▒▒▓▓▒▒▓▓▓▓▓▓▒▒▓▓░░░░▒▒▓▓░░▒▒▓▓▒▒▓▓▓▓▓▓▒▒▒▒▒▒▒▒▒▒▓▓▓▓      ▓▓▒▒░░▒▒▒▒▓▓░░
░░░░░░▒▒░░░░▒▒░░▒▒▓▓░░░░██▓▓▓▓▓▓▒▒▓▓▒▒▒▒██▓▓░░████████░░████▓▓▒▒▒▒██▓▓▓▓▓▓▓▓▓▓▓▓▒▒░░░░░░▓▓▒▒▒▒▓▓▓▓▓▓▓▓░░    ▓▓▓▓▒▒▒▒██▒▒░░░░▒▒▓▓▒▒▒▒░░░░██▒▒▒▒▒▒▓▓▓▓░░░░▒▒░░░░░░▒▒░░▓▓░░▓▓▒▒
▒▒▒▒░░▒▒▒▒▒▒▓▓▓▓▓▓▒▒▒▒▒▒██▓▓▓▓▓▓██▓▓██▒▒▒▒██░░░░░░▒▒▒▒▒▒▓▓▓▓▓▓▒▒▒▒██▓▓▓▓▒▒▒▒▒▒▓▓▓▓▒▒░░░░▒▒▓▓░░▓▓▒▒▒▒▒▒▒▒░░  ▓▓▓▓▓▓▒▒▒▒▒▒▓▓▓▓▓▓▓▓▓▓▒▒▒▒▒▒████▓▓▓▓▓▓▓▓██▓▓▓▓▓▓▒▒▒▒▒▒▒▒▒▒░░▒▒▒▒
░░░░░░░░░░░░▒▒▓▓▒▒▒▒▒▒▒▒▒▒██▓▓▓▓██▓▓▓▓▓▓▒▒▓▓▒▒░░░░░░░░██▒▒▒▒▒▒▒▒▒▒██▓▓▓▓▓▓▓▓▓▓▓▓▒▒▒▒▒▒░░░░▓▓▒▒▒▒▓▓░░░░▒▒▒▒▒▒▒▒▒▒▒▒▒▒░░░░░░▓▓▓▓▒▒▓▓▒▒▓▓▓▓▓▓██▓▓▓▓▓▓▓▓▓▓▓▓▓▓▒▒▒▒▓▓▒▒▒▒▒▒░░▓▓▓▓
░░░░▒▒▒▒░░▒▒▒▒▒▒▒▒▒▒▒▒▒▒▓▓▓▓██▓▓██▓▓▓▓██▒▒▒▒██████████▒▒▒▒▒▒▒▒▒▒▒▒████▓▓▓▓▓▓████▒▒▒▒▓▓░░░░██▒▒▒▒▓▓░░░░▒▒▓▓▓▓▒▒▒▒▒▒▒▒▒▒░░▒▒▒▒▒▒░░░░▓▓▓▓░░░░▓▓▓▓▓▓▒▒▓▓▓▓▓▓▓▓▒▒▒▒▓▓▓▓▒▒▒▒░░▓▓▓▓
▒▒░░▓▓▒▒░░░░▓▓▒▒▒▒▓▓▓▓▓▓▒▒▓▓██▓▓▓▓▓▓▓▓██▒▒▒▒▒▒▒▒▒▒▒▒▒▒██████████████▓▓██████████▒▒██░░░░░░██▓▓▒▒▓▓░░░░░░▒▒▓▓▓▓▒▒▒▒▒▒▒▒▒▒▓▓▓▓▒▒░░░░░░▒▒░░░░░░▓▓▓▓▓▓▒▒▒▒▓▓██▓▓▒▒░░▒▒▓▓░░░░▒▒▒▒
▒▒▒▒▒▒▒▒▒▒▒▒▒▒▒▒▒▒▒▒▒▒▒▒▒▒▒▒▓▓██▓▓▓▓██▒▒▒▒▒▒▒▒▒▒▒▒▒▒████░░▓▓░░▒▒▒▒░░▓▓████████▓▓▒▒██▒▒░░▓▓▓▓▓▓▒▒▒▒▓▓░░░░▓▓▓▓▓▓▓▓▓▓▓▓▓▓▓▓▓▓▓▓▓▓▒▒▒▒▓▓░░░░░░░░▓▓▓▓▓▓▓▓▒▒▓▓██▓▓▒▒░░░░▓▓▓▓▒▒▓▓▒▒
▒▒▒▒▒▒▒▒▒▒▒▒▒▒▒▒▒▒▒▒▒▒▒▒▒▒▒▒▒▒▒▒████▓▓▓▓▒▒▒▒▒▒▒▒▒▒▓▓██▓▓▒▒▓▓░░▒▒▓▓░░▒▒▒▒▒▒▓▓▒▒▒▒▒▒▒▒▓▓▓▓▓▓▒▒▒▒▒▒▒▒▓▓▓▓▓▓▓▓▓▓▓▓▓▓▓▓▓▓▓▓▓▓▓▓▓▓▓▓▒▒▓▓▓▓░░░░░░▒▒▓▓▒▒▒▒▓▓▓▓▓▓▓▓▓▓▒▒░░░░░░▒▒▒▒▒▒▒▒
▒▒▒▒▒▒▒▒▒▒▒▒▒▒▒▒▒▒▒▒▒▒▒▒▒▒▒▒▒▒▒▒▒▒██▓▓▓▓▓▓▓▓▓▓▓▓▒▒████▒▒░░░░▒▒██▒▒▓▓▒▒▒▒▒▒▒▒▒▒▒▒▒▒▒▒▒▒▒▒▒▒▒▒▒▒▒▒▓▓▓▓▒▒▒▒▒▒▒▒▒▒▓▓▒▒▓▓▒▒▓▓▒▒▒▒▓▓▓▓▓▓▒▒▓▓▓▓▓▓▒▒▒▒▒▒▒▒▓▓▒▒▓▓▓▓▓▓▒▒▒▒▒▒▒▒▒▒▒▒▒▒▒▒
▒▒▒▒▒▒▒▒▒▒▒▒▒▒▒▒▒▒▒▒▒▒▒▒▒▒▒▒▒▒▒▒██▓▓▓▓▓▓▓▓▓▓▓▓▓▓▓▓████▒▒██▓▓▓▓▓▓▒▒▓▓▓▓▓▓▓▓▓▓▓▓▓▓▓▓▓▓▓▓▓▓▓▓▓▓▓▓▒▒▓▓▒▒▒▒▒▒▒▒▒▒▒▒▒▒▒▒▓▓▒▒▒▒▒▒▒▒▒▒▓▓▓▓▓▓▒▒▒▒▒▒▒▒▒▒▓▓▓▓▒▒▒▒▓▓▓▓▓▓▒▒▒▒▒▒▒▒▒▒▒▒▒▒▒▒
▒▒▒▒▒▒▒▒▒▒▒▒▒▒▒▒▒▒▒▒▒▒▒▒▒▒▒▒▒▒██▓▓▒▒▓▓▓▓▓▓▓▓▓▓▓▓▒▒████▓▓▒▒▒▒▒▒▒▒▒▒▒▒▒▒▒▒▒▒▒▒▒▒▓▓▒▒▒▒▒▒▒▒▒▒▓▓▓▓▓▓▓▓▓▓▒▒▒▒▒▒▒▒▓▓▒▒▓▓▓▓▒▒▒▒▒▒▒▒▒▒▒▒▒▒▓▓▒▒▒▒▒▒▒▒▒▒▓▓▓▓▓▓▒▒▓▓▓▓▒▒▒▒▒▒▒▒▒▒▒▒▒▒▒▒██
▒▒▒▒▒▒▒▒▒▒▒▒▒▒▒▒▒▒▒▒▒▒▒▒▒▒▒▒████▒▒▒▒▒▒▓▓▓▓▓▓▓▓▒▒▒▒▒▒████▒▒▒▒▒▒▒▒▒▒▒▒▒▒▒▒▒▒▒▒▒▒▒▒▒▒▒▒▒▒▒▒▒▒▒▒▒▒▓▓▓▓▓▓▓▓▓▓▓▓▓▓▓▓▓▓▒▒▓▓▓▓▓▓▒▒▒▒▒▒▒▒▓▓▓▓▒▒▒▒▒▒▓▓▒▒▓▓▓▓▓▓▓▓▒▒▒▒▒▒▒▒▒▒▒▒▒▒▓▓██████
▒▒▒▒▒▒▒▒▒▒▒▒▒▒▒▒▒▒▒▒▒▒▒▒▓▓████▓▓▒▒▒▒▒▒▒▒████▒▒▒▒▒▒▓▓██████▓▓▓▓▓▓▒▒▒▒▒▒▒▒▒▒▒▒▒▒▒▒▒▒▒▒▒▒▒▒▒▒▓▓▒▒▓▓▓▓▓▓▓▓▓▓▓▓▓▓▒▒▒▒▒▒▒▒▓▓▓▓▓▓▓▓▓▓▓▓▓▓▓▓▒▒▒▒▒▒▒▒▓▓▓▓▓▓▓▓▓▓▓▓▒▒▒▒▒▒▒▒▒▒▒▒▓▓██████
▒▒▒▒▒▒▒▒▒▒▒▒▒▒▒▒▒▒▒▒████████▓▓▓▓▓▓▒▒▒▒████▓▓██▓▓▓▓▓▓▓▓████▓▓▓▓▓▓▒▒▒▒▒▒▒▒▒▒▒▒▒▒▒▒▒▒▒▒▒▒▒▒▒▒▓▓▒▒██▓▓▒▒▒▒▓▓▒▒▒▒▒▒▒▒▒▒▒▒▒▒▒▒▓▓▓▓▓▓▓▓▓▓▓▓▒▒▒▒▒▒▒▒▒▒▒▒▓▓▓▓▓▓▒▒▒▒▓▓▓▓▒▒▒▒▒▒▒▒▓▓████
▒▒▒▒▒▒▒▒▒▒▒▒▒▒▒▒▒▒▓▓████▓▓▓▓▓▓▓▓▓▓▓▓▓▓██▓▓▓▓██▓▓▓▓▓▓▓▓██████▓▓██▓▓▒▒▒▒▒▒▒▒▒▒▒▒▒▒▒▒▒▒▒▒▒▒▒▒▓▓▓▓████▓▓░░██▒▒▒▒▒▒▒▒▒▒▒▒▒▒▒▒▓▓▓▓▓▓  ▒▒▓▓▓▓▒▒▒▒▒▒▒▒▒▒▓▓▒▒▓▓▓▓▒▒▓▓▓▓▓▓▒▒▒▒▒▒▒▒▒▒██
▒▒▒▒▒▒▒▒▒▒▒▒▒▒▒▒▓▓██▓▓▓▓▓▓▓▓▓▓▓▓▓▓████▓▓▓▓▓▓██▓▓▓▓▓▓████████████▒▒▒▒▒▒▒▒▒▒▒▒▒▒▒▒▒▒▒▒▒▒▒▒▒▒▒▒▓▓████████▒▒▒▒▒▒▒▒▒▒▒▒▒▒▒▒▒▒▒▒██▒▒████████▓▓▒▒▒▒▒▒▒▒▓▓▒▒▓▓▓▓▓▓▓▓▓▓▓▓▓▓▒▒▒▒▒▒▒▒▓▓
▒▒▒▒▒▒▒▒▒▒▒▒▒▒▒▒▓▓████████████████████▓▓▓▓██▓▓▓▓▓▓▓▓▓▓▓▓▓▓██████▓▓▒▒▒▒▒▒▒▒▒▒▒▒▒▒▒▒▒▒▒▒▒▒▒▒▒▒▒▒▒▒▒▒▒▒▒▒▒▒▒▒  ▒▒▒▒▒▒▒▒▒▒▒▒▒▒▒▒▓▓▒▒▓▓▓▓▓▓▓▓▒▒▒▒▒▒▒▒▒▒▒▒▒▒▓▓▒▒▒▒▒▒▒▒▒▒▒▒▒▒▒▒▒▒▓▓
▒▒▒▒▒▒▒▒▒▒▒▒▓▓▓▓▓▓▓▓▓▓▓▓▓▓▓▓▓▓▓▓████▓▓▓▓▓▓██████████████████████▓▓▒▒▒▒▒▒▒▒▒▒▒▒▒▒▒▒▒▒▒▒▒▒▓▓▒▒▒▒▒▒▒▒▒▒▒▒▒▒▒▒▒▒▒▒▒▒▒▒▒▒▒▒▒▒▒▒▒▒▒▒▒▒▒▒▒▒▒▒▒▒▒▒▒▒▒▒▒▒▒▒▒▒▒▒▒▒▒▒▒▒▒▒▒▒▒▒▒▒▒▒▒▒▓▓▓▓
copy to clipboard 👍 upvote 👎 downvote
fill: spaces toggle palette ▓→✊🏽
                                        ░░
                                  ░░▒▒▒▒▒▒▒▒░░
                                ░░▒▒▒▒▒▒▒▒▒▒▒▒▒▒░░
                              ▓▓▓▓▓▓▒▒▒▒▒▒▒▒▒▒▒▒▒▒▒▒░░
                                ░░▓▓▓▓▓▓▒▒▒▒▒▒▒▒▒▒▒▒▒▒▒▒░░
                                ░░▒▒▒▒▓▓▓▓▓▓▒▒▒▒▒▒▒▒▒▒▓▓▒▒▒▒░░
                              ▒▒▒▒▒▒▒▒▒▒▓▓▒▒▒▒▒▒▓▓▒▒▓▓▓▓▒▒▒▒▒▒░░
                                ░░▒▒▒▒▒▒▒▒▒▒▒▒▒▒▒▒▒▒▒▒▒▒▓▓▒▒▒▒▒▒▒▒░░
                                ░░▒▒▒▒▒▒▒▒▒▒▒▒▒▒▒▒▒▒▒▒▒▒▒▒▒▒▒▒▒▒▒▒▒▒▒▒░░
                              ▒▒▒▒▓▓▓▓▒▒▒▒▒▒▒▒▒▒▒▒▒▒▒▒▒▒▒▒▒▒▒▒▒▒▒▒▒▒▒▒▒▒
                                  ▓▓▒▒▒▒▒▒▒▒▒▒▒▒▓▓▓▓▓▓▒▒▒▒▒▒▒▒▒▒▒▒▒▒░░
                                    ░░▒▒▒▒▓▓▓▓▓▓▒▒▒▒▒▒▒▒▒▒▒▒▒▒▒▒
                                        ░░▒▒▒▒▒▒▒▒▒▒▒▒▒▒▓▓▒▒░░
                                            ▒▒▒▒▒▒▒▒▒▒▒▒▒▒
                                              ░░▒▒▒▒▒▒▓▓
                                                ░░▓▓▒▒